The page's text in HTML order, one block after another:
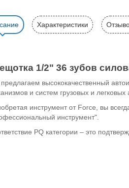
Характеристики
1/2" 36 зубов
высококачественный
и систем грузовых и
инструмент от Force, вы
инструмент".
PQ категории – это